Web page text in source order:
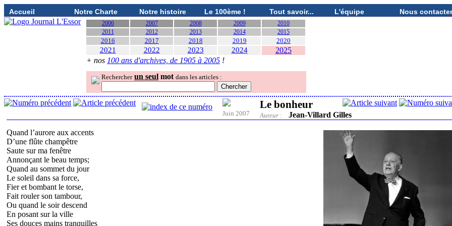
Accueil Notre Charte Notre histoire Le 100ème ! Tout savoir... L'équipe Nous contacter
2006 2007 2008 2009
2010
2011
2012 2013 2014 2015
2016 2017 2018 2019 2020
2021 2022 2023 2024
2025
+ nos 100 ans d'archives, de 1905 à 2005 !
Rechercher un seul mot dans les articles :
Juin 2007
Le bonheur
Auteur : Jean-Villard Gilles
Quand l’aurore aux accents
D’une flûte champêtre
Saute sur ma fenêtre
Annonçant le beau temps;
Quand au sommet du jour
Le soleil dans sa force,
Fier et bombant le torse,
Fait rouler son tambour,
Ou quand le soir descend
En posant sur la ville
Ses douces mains tranquilles